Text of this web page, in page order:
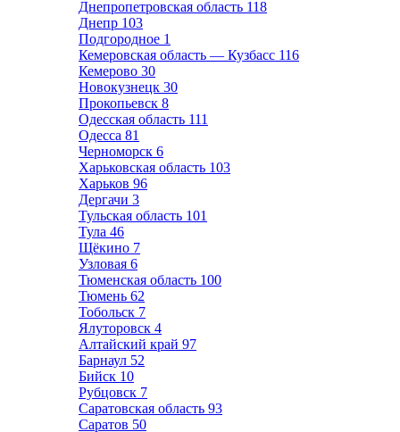
Днепропетровская область 118
Днепр 103
Подгородное 1
Кемеровская область — Кузбасс 116
Кемерово 30
Новокузнецк 30
Прокопьевск 8
Одесская область 111
Одесса 81
Черноморск 6
Харьковская область 103
Харьков 96
Дергачи 3
Тульская область 101
Тула 46
Щёкино 7
Узловая 6
Тюменская область 100
Тюмень 62
Тобольск 7
Ялуторовск 4
Алтайский край 97
Барнаул 52
Бийск 10
Рубцовск 7
Саратовская область 93
Саратов 50